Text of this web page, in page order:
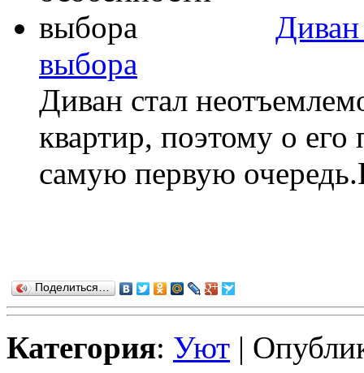
Диван
выбора
Диван стал
квартир, поэтому о его
самую первую
Поделиться…
Категория: Уют |